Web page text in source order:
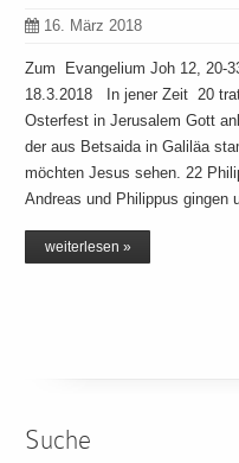
16. März 2018
Zum Evangelium Joh 12, 20-
18.3.2018 In jener Zeit 20
Osterfest in Jerusalem Gott
der aus Betsaida in Galiläa
möchten Jesus sehen. 22
Andreas und Philippus gingen
weiterlesen »
Suche